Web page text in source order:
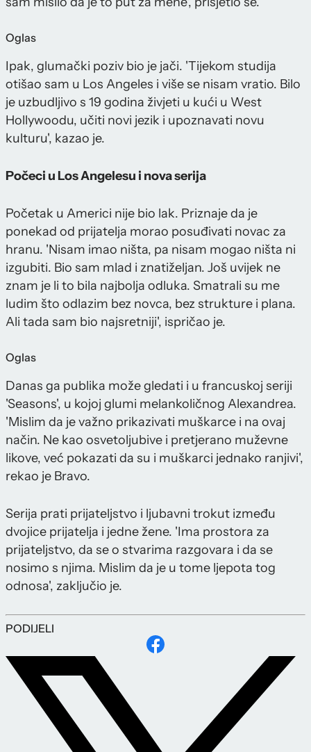
Oglas
Ipak, glumački poziv bio je jači. 'Tijekom studija
otišao sam u Los Angeles i više se nisam vratio. Bilo
je uzbudljivo s 19 godina živjeti u kući u West
Hollywoodu, učiti novi jezik i upoznavati novu
kulturu', kazao je.
Počeci u Los Angelesu i nova serija
Početak u Americi nije bio lak. Priznaje da je
ponekad od prijatelja morao posuđivati novac za
hranu. 'Nisam imao ništa, pa nisam mogao ništa ni
izgubiti. Bio sam mlad i znatiželjan. Još uvijek ne
znam je li to bila najbolja odluka. Smatrali su me
ludim što odlazim bez novca, bez strukture i plana.
Ali tada sam bio najsretniji', ispričao je.
Oglas
Danas ga publika može gledati i u francuskoj seriji
'Seasons', u kojoj glumi melankoličnog Alexandrea.
'Mislim da je važno prikazivati muškarce i na ovaj
način. Ne kao osvetoljubive i pretjerano muževne
likove, već pokazati da su i muškarci jednako ranjivi',
rekao je Bravo.
Serija prati prijateljstvo i ljubavni trokut između
dvojice prijatelja i jedne žene. 'Ima prostora za
prijateljstvo, da se o stvarima razgovara i da se
nosimo s njima. Mislim da je u tome ljepota tog
odnosa', zaključio je.
PODIJELI